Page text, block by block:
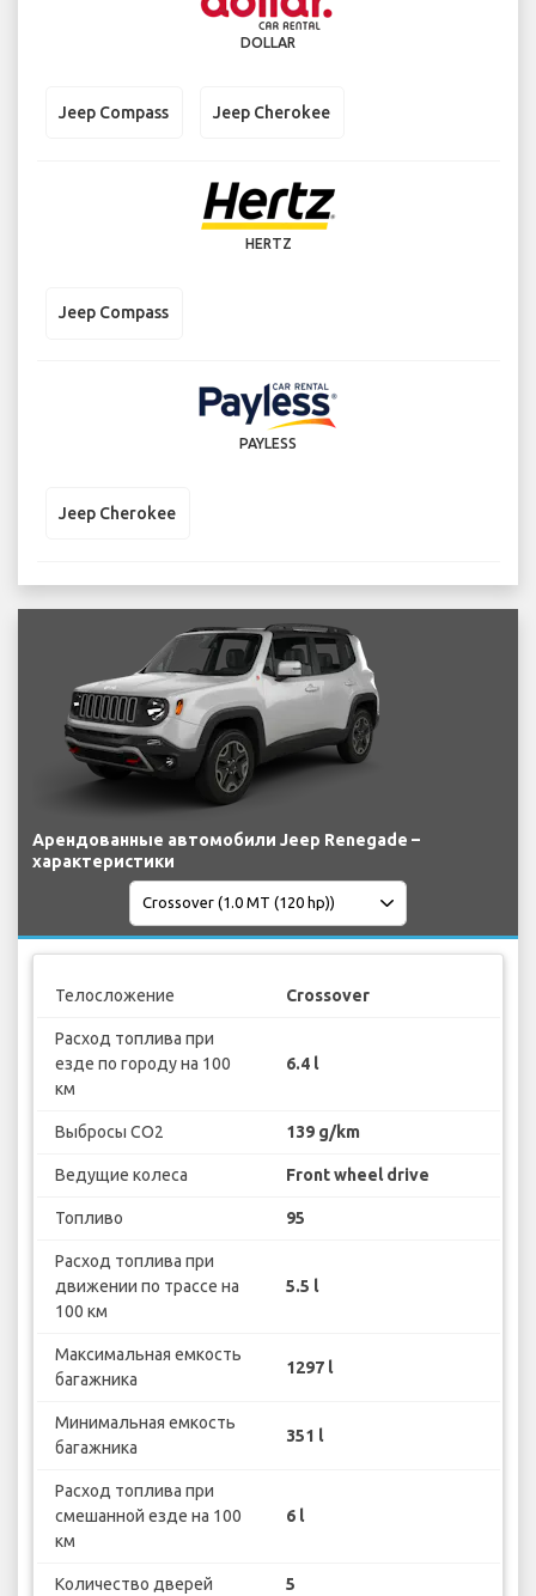
DOLLAR
Jeep Compass Jeep Cherokee
HERTZ
Jeep Compass
PAYLESS
Jeep Cherokee
Арендованные автомобили Jeep Renegade –
характеристики
Телосложение Crossover
Расход топлива при
езде по городу на 100
км
6.4 l
Выбросы CO2 139 g/km
Ведущие колеса Front wheel drive
Топливо 95
Расход топлива при
движении по трассе на
100 км
5.5 l
Максимальная емкость
багажника
1297 l
Минимальная емкость
багажника
351 l
Расход топлива при
смешанной езде на 100
км
6 l
Количество дверей 5